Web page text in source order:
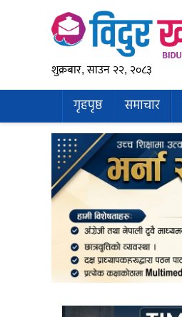
शुक्रबार, साउन २२, २०८३
गृहपृष्ठ समाचार